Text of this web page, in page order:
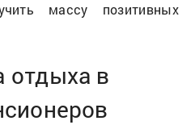
массу позитивных
отдыха в